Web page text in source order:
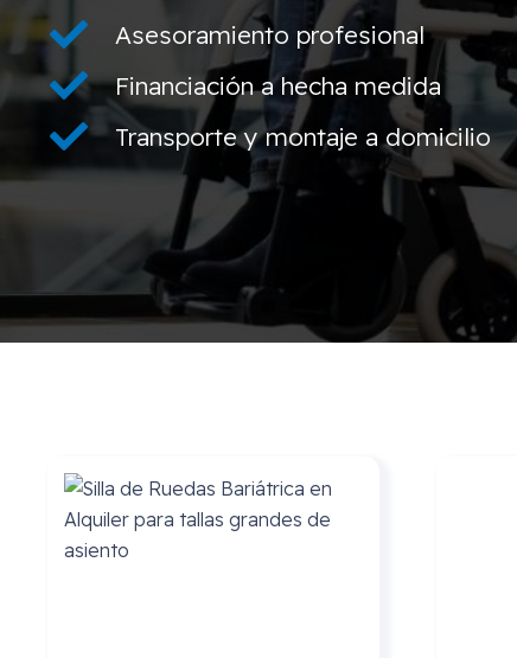
Asesoramiento profesional
Financiación a hecha medida
Transporte y montaje a domicilio